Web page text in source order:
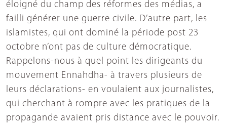
éloigné du champ des réformes des médias, a
failli générer une guerre civile. D’autre part, les
islamistes, qui ont dominé la période post 23
octobre n’ont pas de culture démocratique.
Rappelons-nous à quel point les dirigeants du
mouvement Ennahdha- à travers plusieurs de
leurs déclarations- en voulaient aux journalistes,
qui cherchant à rompre avec les pratiques de la
propagande avaient pris distance avec le pouvoir.